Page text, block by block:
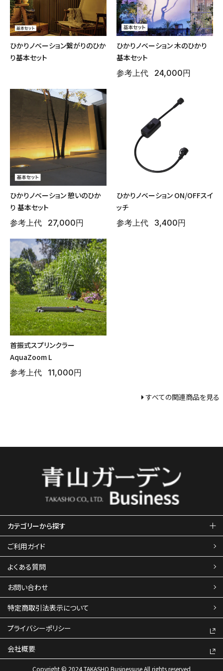
ひかりノベーション繋がりのひか
り基本セット
ひかりノベーション 木のひかり
基本セット
参考上代
24,000円
ひかりノベーション 憩いのひか
り 基本セット
参考上代
27,000円
ひかりノベーション ON/OFFスイ
ッチ
参考上代
3,400円
首振式スプリンクラー
AquaZoom L
参考上代
11,000円
すべての関連商品を見る
カテゴリーから探す
ご利用ガイド
よくある質問
お問い合わせ
特定商取引法表示について
プライバシーポリシー
会社概要
Copyright © 2024 TAKASHO Businessuse All rights reserved